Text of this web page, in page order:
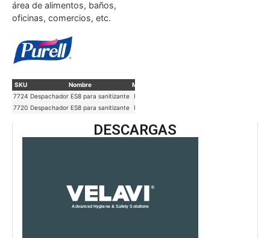
área de alimentos, baños,
oficinas, comercios, etc.
SKU Nombre Marca
7724 Despachador ES8 para sanitizante Purell
7720 Despachador ES8 para sanitizante Purell
DESCARGAS